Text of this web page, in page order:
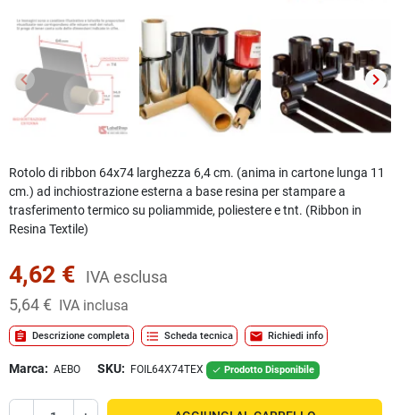
Precedente
keyboard_arrow_left keyboard_arrow_right
Rotolo di ribbon 64x74 larghezza 6,4 cm. (anima in cartone lunga 11
cm.) ad inchiostrazione esterna a base resina per stampare a
trasferimento termico su poliammide, poliestere e tnt. (Ribbon in
Resina Textile)
4,62 €
IVA esclusa
5,64 €
IVA inclusa
assignment Descrizione completa format_list_bulleted Scheda tecnica mail Richiedi info
Marca: AEBO SKU: FOIL64X74TEX  Prodotto Disponibile